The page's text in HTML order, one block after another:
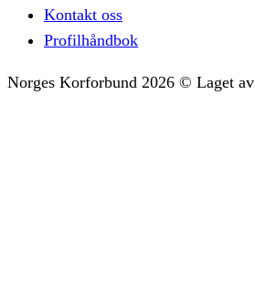
Kontakt oss
Profilhåndbok
Norges Korforbund 2026 © Laget av